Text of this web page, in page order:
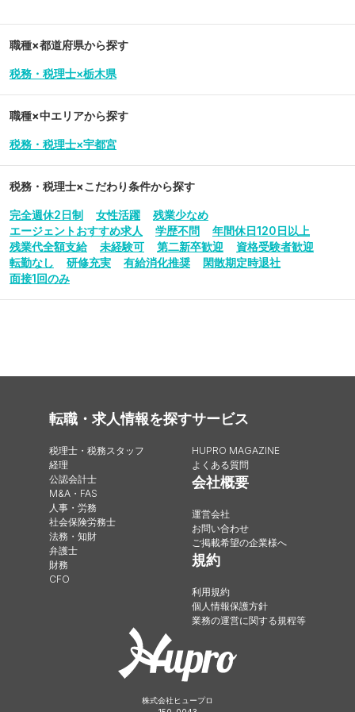
職種×都道府県から探す
税務・税理士×栃木県
職種×中エリアから探す
税務・税理士×宇都宮
税務・税理士×こだわり条件から探す
完全週休2日制 女性活躍
残業少なめ
エージェントおすすめ求人
学歴不問
年間休日120日以上
残業代全額支給
未経験可 第二新卒歓迎
資格受験者歓迎
転勤なし
研修充実 有給消化推奨
閑散期定時退社
面接1回のみ
転職・求人情報を探す
税理士・税務スタッフ
経理
公認会計士
M&A・FAS
人事・労務
社会保険労務士
法務・知財
弁護士
財務
CFO
サービス
HUPRO MAGAZINE
よくある質問
会社概要
運営会社
お問い合わせ
ご掲載希望の企業様へ
規約
利用規約
個人情報保護方針
業務の運営に関する規程等
株式会社ヒュープロ